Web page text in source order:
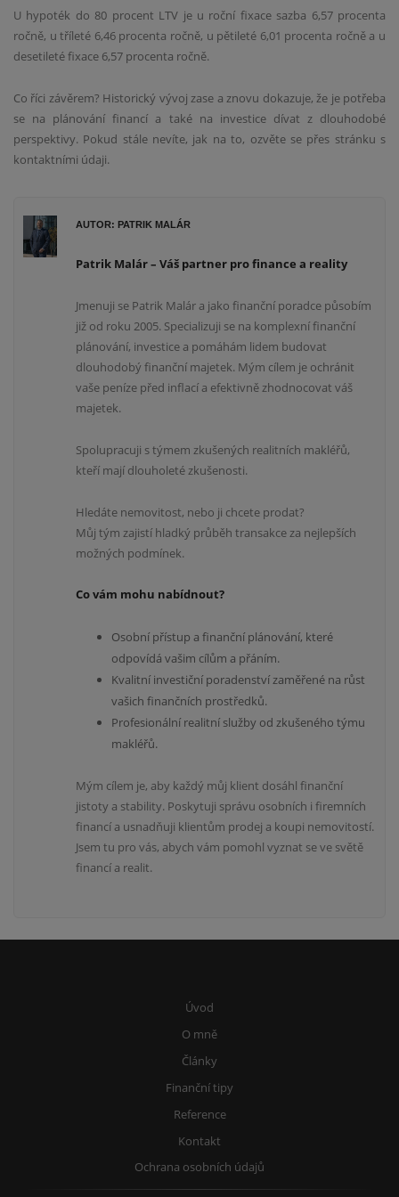
U hypoték do 80 procent LTV je u roční fixace sazba 6,57 procenta
ročně, u tříleté 6,46 procenta ročně, u pětileté 6,01 procenta ročně a u
desetileté fixace 6,57 procenta ročně.
Co říci závěrem? Historický vývoj zase a znovu dokazuje, že je potřeba
se na plánování financí a také na investice dívat z dlouhodobé
perspektivy. Pokud stále nevíte, jak na to, ozvěte se přes stránku s
kontaktními údaji.
AUTOR: PATRIK MALÁR
Patrik Malár – Váš partner pro finance a reality
Jmenuji se Patrik Malár a jako finanční poradce působím
již od roku 2005. Specializuji se na komplexní finanční
plánování, investice a pomáhám lidem budovat
dlouhodobý finanční majetek. Mým cílem je ochránit
vaše peníze před inflací a efektivně zhodnocovat váš
majetek.
Spolupracuji s týmem zkušených realitních makléřů,
kteří mají dlouholeté zkušenosti.
Hledáte nemovitost, nebo ji chcete prodat?
Můj tým zajistí hladký průběh transakce za nejlepších
možných podmínek.
Co vám mohu nabídnout?
Osobní přístup a finanční plánování, které
odpovídá vašim cílům a přáním.
Kvalitní investiční poradenství zaměřené na růst
vašich finančních prostředků.
Profesionální realitní služby od zkušeného týmu
makléřů.
Mým cílem je, aby každý můj klient dosáhl finanční
jistoty a stability. Poskytuji správu osobních i firemních
financí a usnadňuji klientům prodej a koupi nemovitostí.
Jsem tu pro vás, abych vám pomohl vyznat se ve světě
financí a realit.
Úvod
O mně
Články
Finanční tipy
Reference
Kontakt
Ochrana osobních údajů